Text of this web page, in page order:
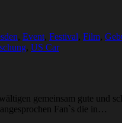
, Event, Festival, Film,
, US Car
gemeinsam gute und
Fan`s die in…